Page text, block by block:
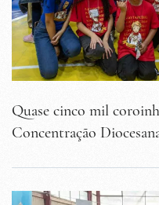
Quase cinco mil
Concentração